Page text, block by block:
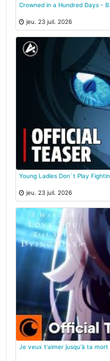
Crowned in a Hundred Days -
jeu. 23 juil. 2026
Young Ladies Don`t Play
jeu. 23 juil. 2026
Je veux t'aimer jusqu'à ta